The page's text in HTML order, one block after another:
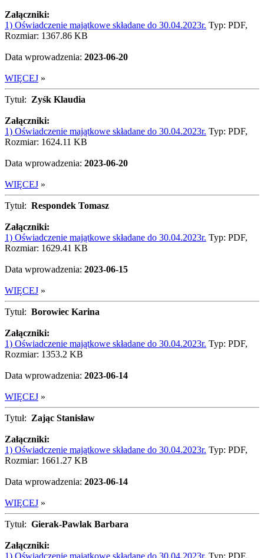
Załączniki:
1) Oświadczenie majątkowe składane do 30.04.2023r. Typ: PDF,
Rozmiar: 1367.86 KB
Data wprowadzenia: 2023-06-20
WIĘCEJ »
Tytuł: Zyśk Klaudia
Załączniki:
1) Oświadczenie majątkowe składane do 30.04.2023r. Typ: PDF,
Rozmiar: 1624.11 KB
Data wprowadzenia: 2023-06-20
WIĘCEJ »
Tytuł: Respondek Tomasz
Załączniki:
1) Oświadczenie majątkowe składane do 30.04.2023r. Typ: PDF,
Rozmiar: 1629.41 KB
Data wprowadzenia: 2023-06-15
WIĘCEJ »
Tytuł: Borowiec Karina
Załączniki:
1) Oświadczenie majątkowe składane do 30.04.2023r. Typ: PDF,
Rozmiar: 1353.2 KB
Data wprowadzenia: 2023-06-14
WIĘCEJ »
Tytuł: Zając Stanisław
Załączniki:
1) Oświadczenie majątkowe składane do 30.04.2023r. Typ: PDF,
Rozmiar: 1661.27 KB
Data wprowadzenia: 2023-06-14
WIĘCEJ »
Tytuł: Gierak-Pawlak Barbara
Załączniki:
1) Oświadczenie majątkowe składane do 30.04.2023r. Typ: PDF,